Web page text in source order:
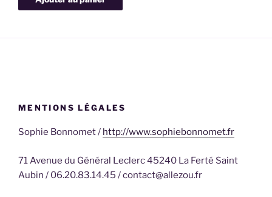
MENTIONS LÉGALES
Sophie Bonnomet / http://www.sophiebonnomet.fr
71 Avenue du Général Leclerc 45240 La Ferté Saint
Aubin / 06.20.83.14.45 / contact@allezou.fr